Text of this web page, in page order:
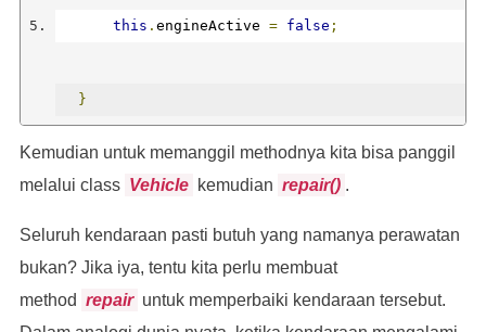
this . engineActive = false ;
}
kode lainnya
Kemudian untuk memanggil methodnya kita bisa panggil
melalui class Vehicle kemudian repair() .
Seluruh kendaraan pasti butuh yang namanya perawatan
bukan? Jika iya, tentu kita perlu membuat
method repair untuk memperbaiki kendaraan tersebut.